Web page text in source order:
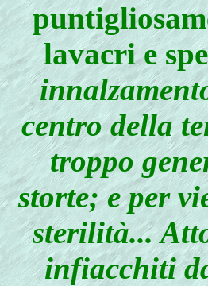
lavacri e
centro della
troppo
storte; e per
sterilità...
infiacchiti